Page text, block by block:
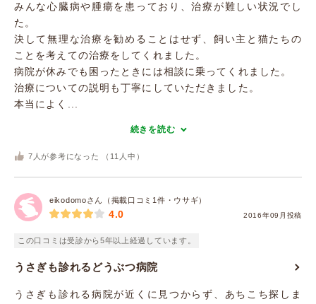
みんな心臓病や腫瘍を患っており、治療が難しい状況でし
た。
決して無理な治療を勧めることはせず、飼い主と猫たちの
ことを考えての治療をしてくれました。
病院が休みでも困ったときには相談に乗ってくれました。
治療についての説明も丁寧にしていただきました。
本当によく...
続きを読む
7 人が参考になった （ 11 人中）
eikodomoさん（掲載口コミ1件・ウサギ）
2016年09月投稿
4.0
この口コミは受診から5年以上経過しています。
うさぎも診れるどうぶつ病院
うさぎも診れる病院が近くに見つからず、あちこち探しま